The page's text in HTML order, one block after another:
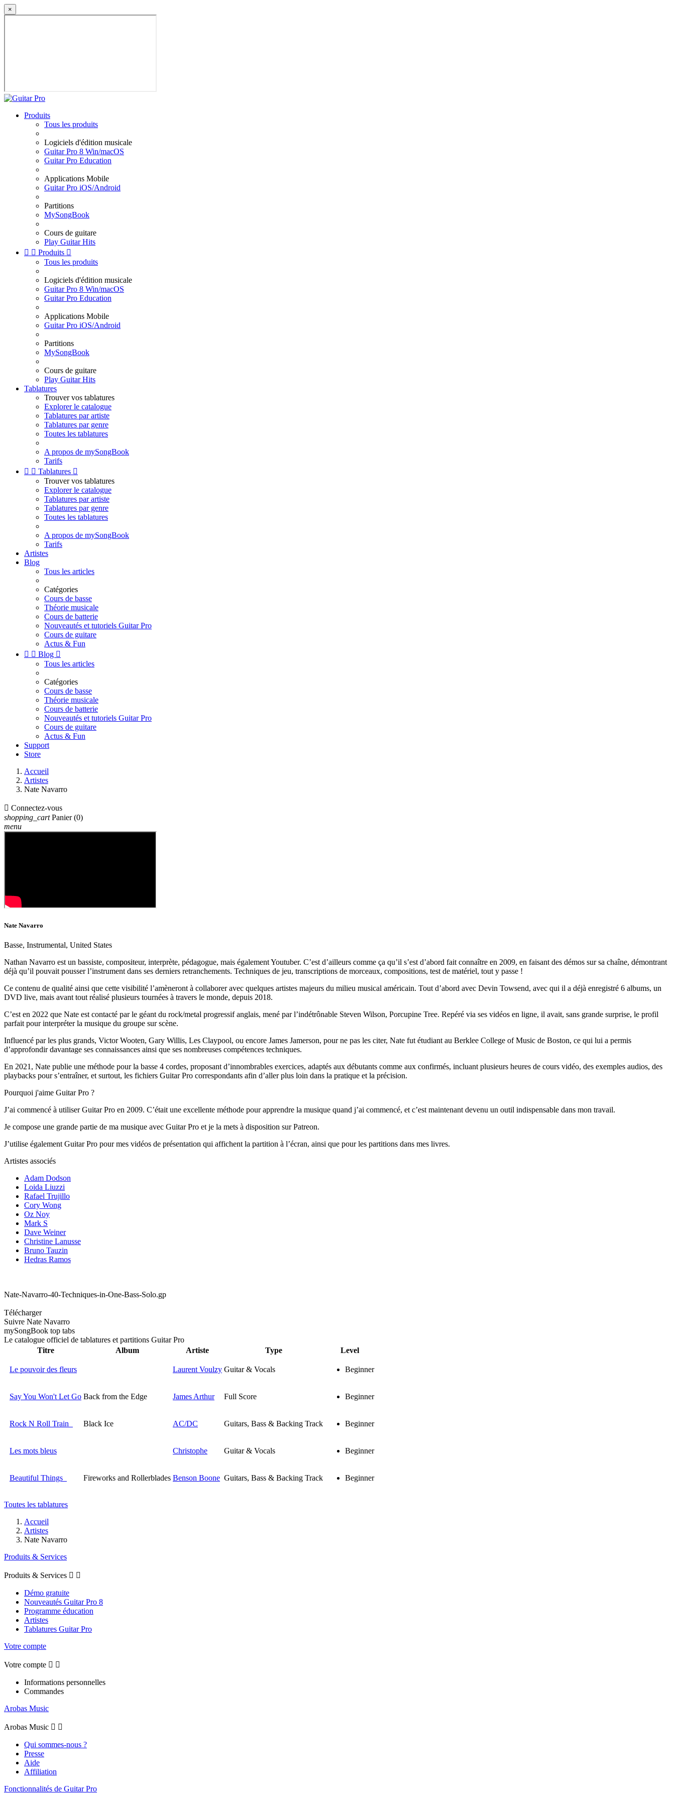
×
Produits
Tous les produits
Logiciels d'édition musicale
Guitar Pro 8 Win/macOS
Guitar Pro Education
Applications Mobile
Guitar Pro iOS/Android
Partitions
MySongBook
Cours de guitare
Play Guitar Hits
  Produits 
Tous les produits
Logiciels d'édition musicale
Guitar Pro 8 Win/macOS
Guitar Pro Education
Applications Mobile
Guitar Pro iOS/Android
Partitions
MySongBook
Cours de guitare
Play Guitar Hits
Tablatures
Trouver vos tablatures
Explorer le catalogue
Tablatures par artiste
Tablatures par genre
Toutes les tablatures
A propos de mySongBook
Tarifs
  Tablatures 
Trouver vos tablatures
Explorer le catalogue
Tablatures par artiste
Tablatures par genre
Toutes les tablatures
A propos de mySongBook
Tarifs
Artistes
Blog
Tous les articles
Catégories
Cours de basse
Théorie musicale
Cours de batterie
Nouveautés et tutoriels Guitar Pro
Cours de guitare
Actus & Fun
  Blog 
Tous les articles
Catégories
Cours de basse
Théorie musicale
Cours de batterie
Nouveautés et tutoriels Guitar Pro
Cours de guitare
Actus & Fun
Support
Store
Accueil
Artistes
Nate Navarro
 Connectez-vous
shopping_cart Panier (0)
menu
Nate Navarro
Basse, Instrumental, United States
Nathan Navarro est un bassiste, compositeur, interprète, pédagogue, mais également Youtuber. C’est d’ailleurs comme ça qu’il s’est d’abord fait connaître en 2009, en faisant des démos sur sa chaîne, démontrant
déjà qu’il pouvait pousser l’instrument dans ses derniers retranchements. Techniques de jeu, transcriptions de morceaux, compositions, test de matériel, tout y passe !
Ce contenu de qualité ainsi que cette visibilité l’amèneront à collaborer avec quelques artistes majeurs du milieu musical américain. Tout d’abord avec Devin Towsend, avec qui il a déjà enregistré 6 albums, un
DVD live, mais avant tout réalisé plusieurs tournées à travers le monde, depuis 2018.
C’est en 2022 que Nate est contacté par le géant du rock/metal progressif anglais, mené par l’indétrônable Steven Wilson, Porcupine Tree. Repéré via ses vidéos en ligne, il avait, sans grande surprise, le profil
parfait pour interpréter la musique du groupe sur scène.
Influencé par les plus grands, Victor Wooten, Gary Willis, Les Claypool, ou encore James Jamerson, pour ne pas les citer, Nate fut étudiant au Berklee College of Music de Boston, ce qui lui a permis
d’approfondir davantage ses connaissances ainsi que ses nombreuses compétences techniques.
En 2021, Nate publie une méthode pour la basse 4 cordes, proposant d’innombrables exercices, adaptés aux débutants comme aux confirmés, incluant plusieurs heures de cours vidéo, des exemples audios, des
playbacks pour s’entraîner, et surtout, les fichiers Guitar Pro correspondants afin d’aller plus loin dans la pratique et la précision.
Pourquoi j'aime Guitar Pro ?
J’ai commencé à utiliser Guitar Pro en 2009. C’était une excellente méthode pour apprendre la musique quand j’ai commencé, et c’est maintenant devenu un outil indispensable dans mon travail.
Je compose une grande partie de ma musique avec Guitar Pro et je la mets à disposition sur Patreon.
J’utilise également Guitar Pro pour mes vidéos de présentation qui affichent la partition à l’écran, ainsi que pour les partitions dans mes livres.
Artistes associés
Adam Dodson
Loida Liuzzi
Rafael Trujillo
Cory Wong
Oz Noy
Mark S
Dave Weiner
Christine Lanusse
Bruno Tauzin
Hedras Ramos
Nate-Navarro-40-Techniques-in-One-Bass-Solo.gp
Télécharger
Suivre Nate Navarro
mySongBook top tabs
Le catalogue officiel de tablatures et partitions Guitar Pro
Titre
Album Artiste Type Level
Le pouvoir des fleurs Laurent Voulzy Guitar & Vocals Beginner
Say You Won't Let Go Back from the Edge James Arthur Full Score Beginner
Rock N Roll Train Black Ice AC/DC Guitars, Bass & Backing Track Beginner
Les mots bleus Christophe Guitar & Vocals Beginner
Beautiful Things Fireworks and Rollerblades Benson Boone Guitars, Bass & Backing Track Beginner
Toutes les tablatures
Accueil
Artistes
Nate Navarro
Produits & Services
Produits & Services  
Démo gratuite
Nouveautés Guitar Pro 8
Programme éducation
Artistes
Tablatures Guitar Pro
Votre compte
Votre compte  
Informations personnelles
Commandes
Arobas Music
Arobas Music  
Qui sommes-nous ?
Presse
Aide
Affiliation
Fonctionnalités de Guitar Pro